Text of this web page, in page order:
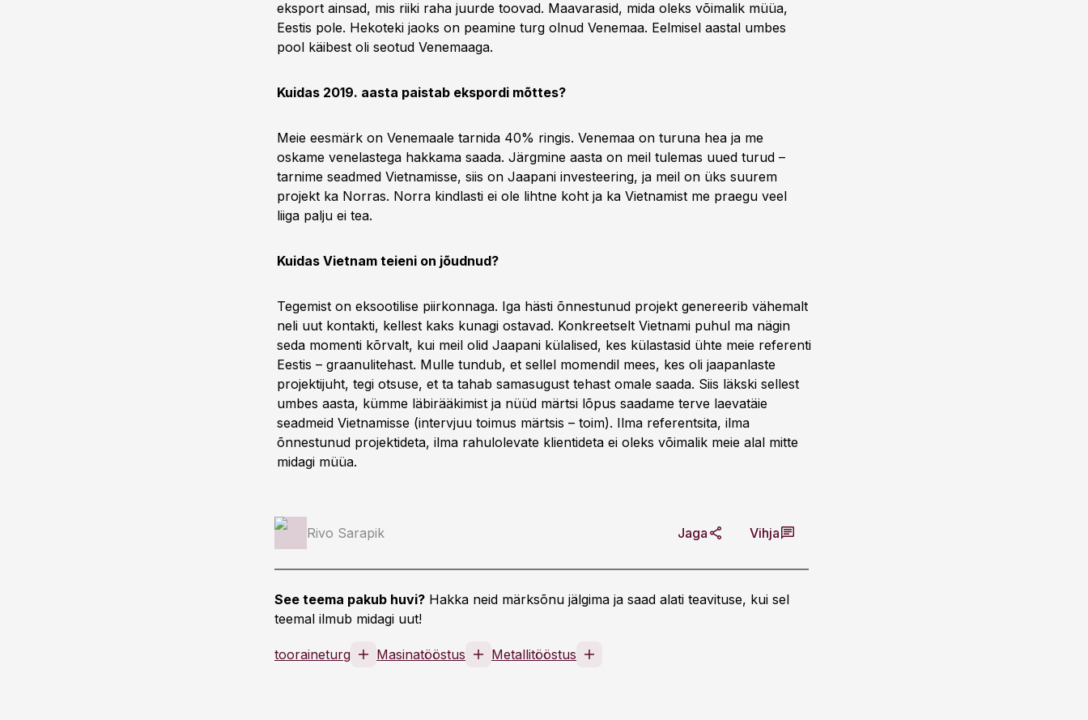
eksport ainsad, mis riiki raha juurde toovad. Maavarasid, mida oleks võimalik müüa,
Eestis pole. Hekoteki jaoks on peamine turg olnud Venemaa. Eelmisel aastal umbes
pool käibest oli seotud Venemaaga.
Kuidas 2019. aasta paistab ekspordi mõttes?
Meie eesmärk on Venemaale tarnida 40% ringis. Venemaa on turuna hea ja me
oskame venelastega hakkama saada. Järgmine aasta on meil tulemas uued turud –
tarnime seadmed Vietnamisse, siis on Jaapani investeering, ja meil on üks suurem
projekt ka Norras. Norra kindlasti ei ole lihtne koht ja ka Vietnamist me praegu veel
liiga palju ei tea.
Kuidas Vietnam teieni on jõudnud?
Tegemist on eksootilise piirkonnaga. Iga hästi õnnestunud projekt genereerib vähemalt
neli uut kontakti, kellest kaks kunagi ostavad. Konkreetselt Vietnami puhul ma nägin
seda momenti kõrvalt, kui meil olid Jaapani külalised, kes külastasid ühte meie referenti
Eestis – graanulitehast. Mulle tundub, et sellel momendil mees, kes oli jaapanlaste
projektijuht, tegi otsuse, et ta tahab samasugust tehast omale saada. Siis läkski sellest
umbes aasta, kümme läbirääkimist ja nüüd märtsi lõpus saadame terve laevatäie
seadmeid Vietnamisse (intervjuu toimus märtsis – toim). Ilma referentsita, ilma
õnnestunud projektideta, ilma rahulolevate klientideta ei oleks võimalik meie alal mitte
midagi müüa.
Rivo Sarapik Jaga Vihja
See teema pakub huvi? Hakka neid märksõnu jälgima ja saad alati teavituse, kui sel
teemal ilmub midagi uut!
tooraineturg Masinatööstus Metallitööstus